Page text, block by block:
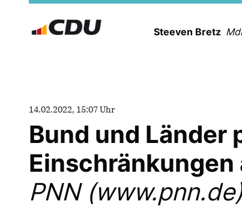
Steeven Bretz
14.02.2022, 15:07 Uhr
Bund und Länder
Einschränkungen
PNN